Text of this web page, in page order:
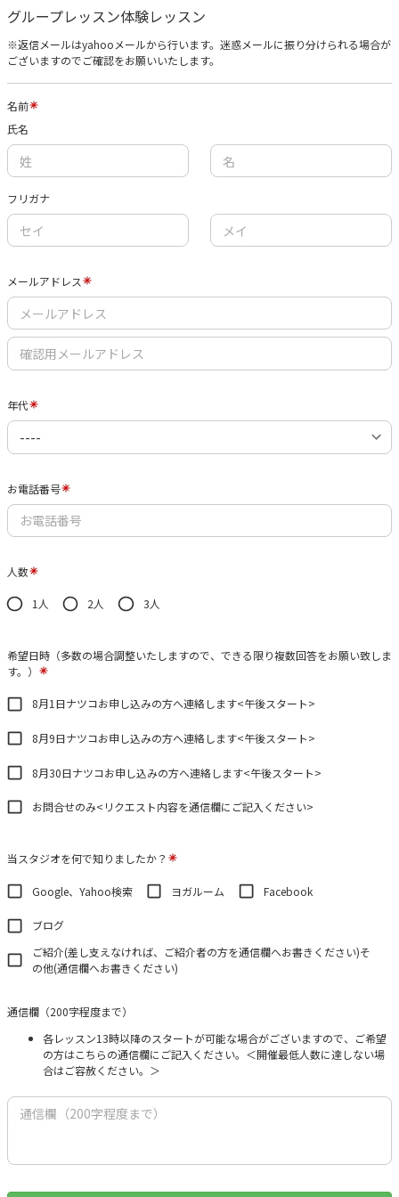
グループレッスン体験レッスン
※返信メールはyahooメールから行います。迷惑メールに振り分けられる場合が
ございますのでご確認をお願いいたします。
名前
氏名
フリガナ
メールアドレス
年代
お電話番号
人数
1人 2人 3人
希望日時（多数の場合調整いたしますので、できる限り複数回答をお願い致しま
す。）
8月1日ナツコお申し込みの方へ連絡します<午後スタート>
8月9日ナツコお申し込みの方へ連絡します<午後スタート>
8月30日ナツコお申し込みの方へ連絡します<午後スタート>
お問合せのみ<リクエスト内容を通信欄にご記入ください>
当スタジオを何で知りましたか？
Google、Yahoo検索 ヨガルーム Facebook
ブログ
ご紹介(差し支えなければ、ご紹介者の方を通信欄へお書きください)そ
の他(通信欄へお書きください)
通信欄（200字程度まで）
各レッスン13時以降のスタートが可能な場合がございますので、ご希望
の方はこちらの通信欄にご記入ください。＜開催最低人数に達しない場
合はご容赦ください。＞